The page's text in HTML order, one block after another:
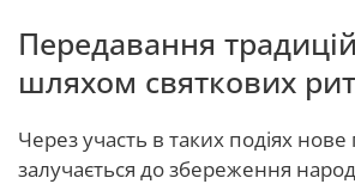
Передавання
шляхом святкових
Через участь в таких подіях нове
залучається до збереження